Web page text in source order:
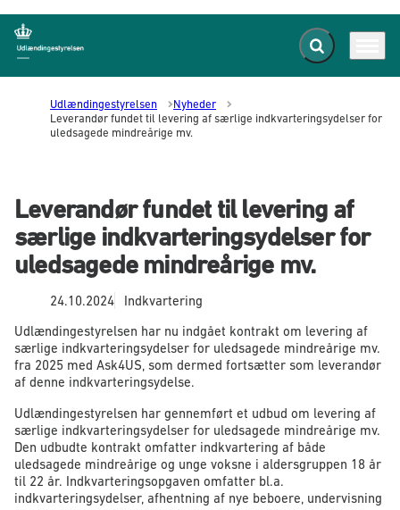
Gå til forsiden Fold søgefelt ud
Udlændingestyrelsen
Nyheder
Leverandør fundet til levering af særlige indkvarteringsydelser for
uledsagede mindreårige mv.
Leverandør fundet til levering af
særlige indkvarteringsydelser for
uledsagede mindreårige mv.
24.10.2024
Indkvartering
Udlændingestyrelsen har nu indgået kontrakt om levering af
særlige indkvarteringsydelser for uledsagede mindreårige mv.
fra 2025 med Ask4US, som dermed fortsætter som leverandør
af denne indkvarteringsydelse.
Udlændingestyrelsen har gennemført et udbud om levering af
særlige indkvarteringsydelser for uledsagede mindreårige mv.
Den udbudte kontrakt omfatter indkvartering af både
uledsagede mindreårige og unge voksne i aldersgruppen 18 år
til 22 år. Indkvarteringsopgaven omfatter bl.a.
indkvarteringsydelser, afhentning af nye beboere, undervisning